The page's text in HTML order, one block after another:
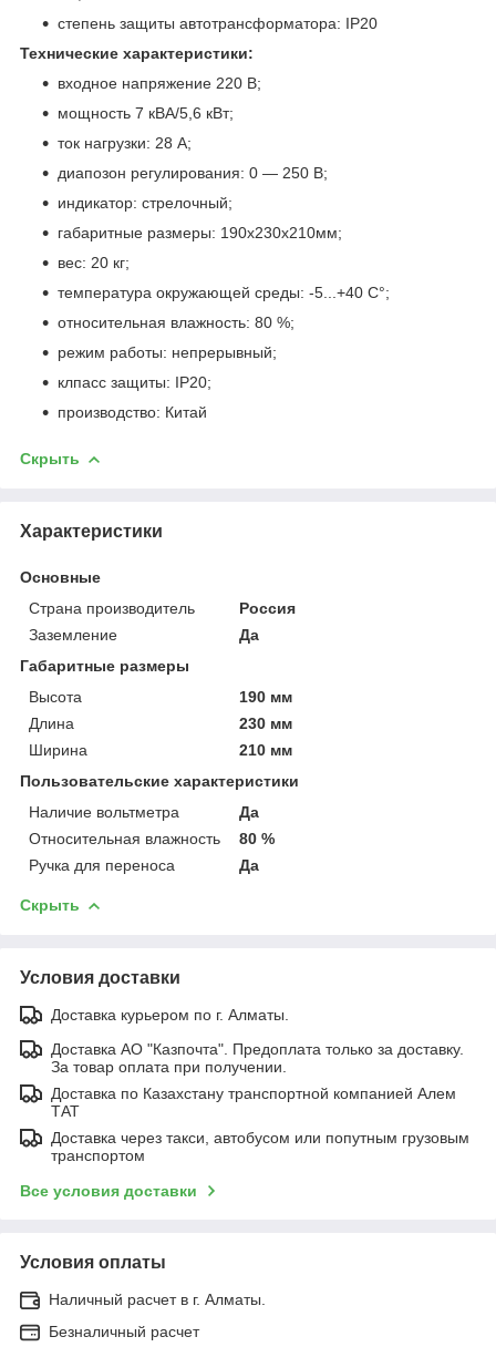
степень защиты автотрансформатора: IP20
Технические характеристики:
входное напряжение 220 В;
мощность 7 кВА/5,6 кВт;
ток нагрузки: 28 А;
диапозон регулирования: 0 — 250 В;
индикатор: стрелочный;
габаритные размеры: 190х230х210мм;
вес: 20 кг;
температура окружающей среды: -5...+40 С°;
относительная влажность: 80 %;
режим работы: непрерывный;
клпасс защиты: IP20;
производство: Китай
Скрыть
Характеристики
Основные
Страна производитель
Россия
Заземление
Да
Габаритные размеры
Высота
190 мм
Длина
230 мм
Ширина
210 мм
Пользовательские характеристики
Наличие вольтметра
Да
Относительная влажность
80 %
Ручка для переноса
Да
Скрыть
Условия доставки
Доставка курьером по г. Алматы.
Доставка АО "Казпочта". Предоплата только за доставку.
За товар оплата при получении.
Доставка по Казахстану транспортной компанией Алем
ТАТ
Доставка через такси, автобусом или попутным грузовым
транспортом
Все условия доставки
Условия оплаты
Наличный расчет в г. Алматы.
Безналичный расчет